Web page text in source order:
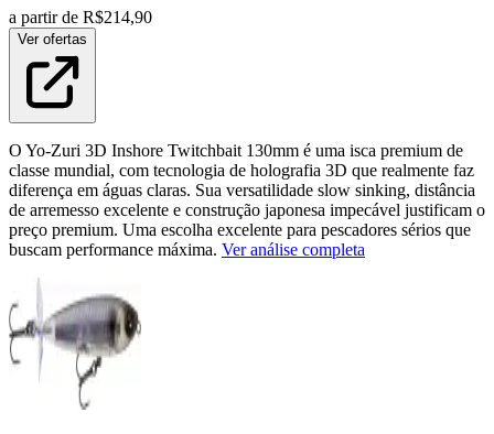
a partir de R$214,90
Ver ofertas
O Yo-Zuri 3D Inshore Twitchbait 130mm é uma isca premium de
classe mundial, com tecnologia de holografia 3D que realmente faz
diferença em águas claras. Sua versatilidade slow sinking, distância
de arremesso excelente e construção japonesa impecável justificam o
preço premium. Uma escolha excelente para pescadores sérios que
buscam performance máxima. Ver análise completa